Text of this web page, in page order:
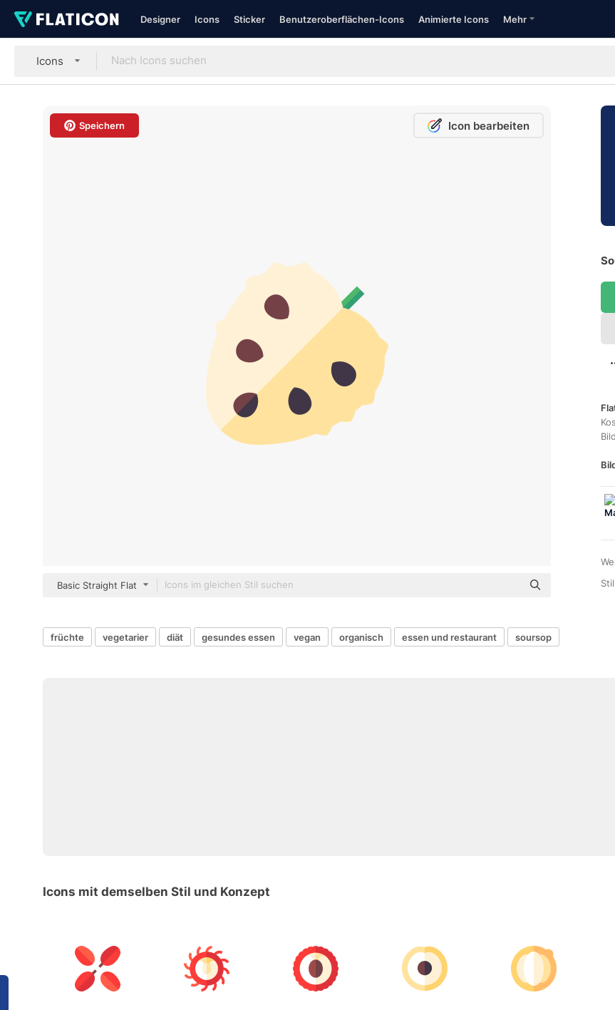
Designer Icons Sticker Benutzeroberflächen-Icons Animierte Icons Mehr
Icons
Speichern Icon bearbeiten
Basic Straight Flat
früchte vegetarier diät gesundes essen vegan organisch essen und restaurant soursop
Icons mit demselben Stil und Konzept